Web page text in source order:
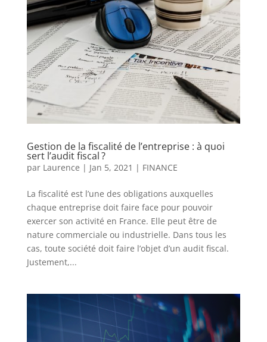
Gestion de la fiscalité de l’entreprise : à quoi
sert l’audit fiscal ?
par Laurence | Jan 5, 2021 | FINANCE
La fiscalité est l’une des obligations auxquelles
chaque entreprise doit faire face pour pouvoir
exercer son activité en France. Elle peut être de
nature commerciale ou industrielle. Dans tous les
cas, toute société doit faire l’objet d’un audit fiscal.
Justement,...